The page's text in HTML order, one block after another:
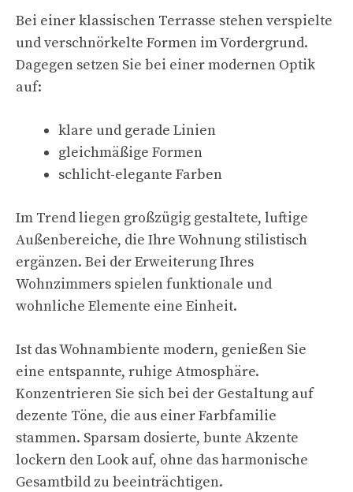
Bei einer klassischen Terrasse stehen verspielte
und verschnörkelte Formen im Vordergrund.
Dagegen setzen Sie bei einer modernen Optik
auf:
klare und gerade Linien
gleichmäßige Formen
schlicht-elegante Farben
Im Trend liegen großzügig gestaltete, luftige
Außenbereiche, die Ihre Wohnung stilistisch
ergänzen. Bei der Erweiterung Ihres
Wohnzimmers spielen funktionale und
wohnliche Elemente eine Einheit.
Ist das Wohnambiente modern, genießen Sie
eine entspannte, ruhige Atmosphäre.
Konzentrieren Sie sich bei der Gestaltung auf
dezente Töne, die aus einer Farbfamilie
stammen. Sparsam dosierte, bunte Akzente
lockern den Look auf, ohne das harmonische
Gesamtbild zu beeinträchtigen.